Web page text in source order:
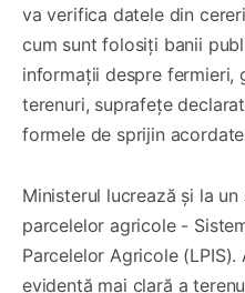
va verifica datele din
cum sunt folosiți banii
informații despre fermieri,
terenuri, suprafețe
formele de sprijin
Ministerul lucrează și la
parcelelor agricole -
Parcelelor Agricole
evidență mai clară a